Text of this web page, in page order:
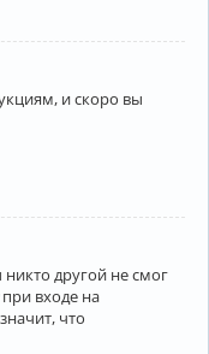
и скоро вы
другой не смог
при входе на
что